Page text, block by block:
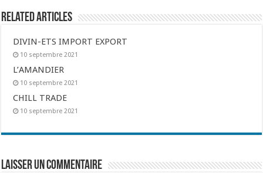
Related Articles
DIVIN-ETS IMPORT EXPORT
10 septembre 2021
L’AMANDIER
10 septembre 2021
CHILL TRADE
10 septembre 2021
Laisser un commentaire